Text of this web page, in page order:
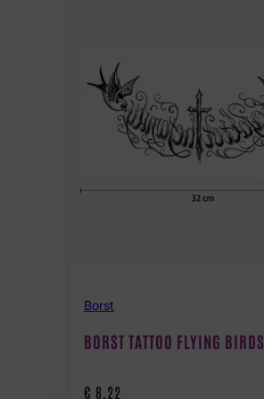
Borst
BORST TATTOO FLYING BIRDS
€ 8,22